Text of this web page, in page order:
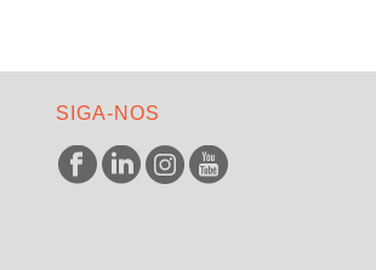
SIGA-NOS